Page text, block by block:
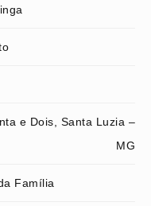
e Dois, Santa Luzia –
MG
Família